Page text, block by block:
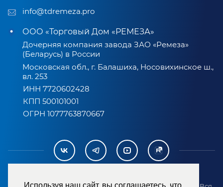
info@tdremeza.pro
ООО «Торговый Дом «РЕМЕЗА»
Дочерняя компания завода ЗАО «Ремеза»
(Беларусь) в России
Московская обл., г. Балашиха, Носовихинское ш.,
вл. 253
ИНН 7720602428
КПП 500101001
ОГРН 1077763870667